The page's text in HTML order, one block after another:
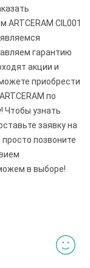
CIL001
гарантию
акции и
приобрести
по
Чтобы узнать
заявку на
позвоните
в выборе!